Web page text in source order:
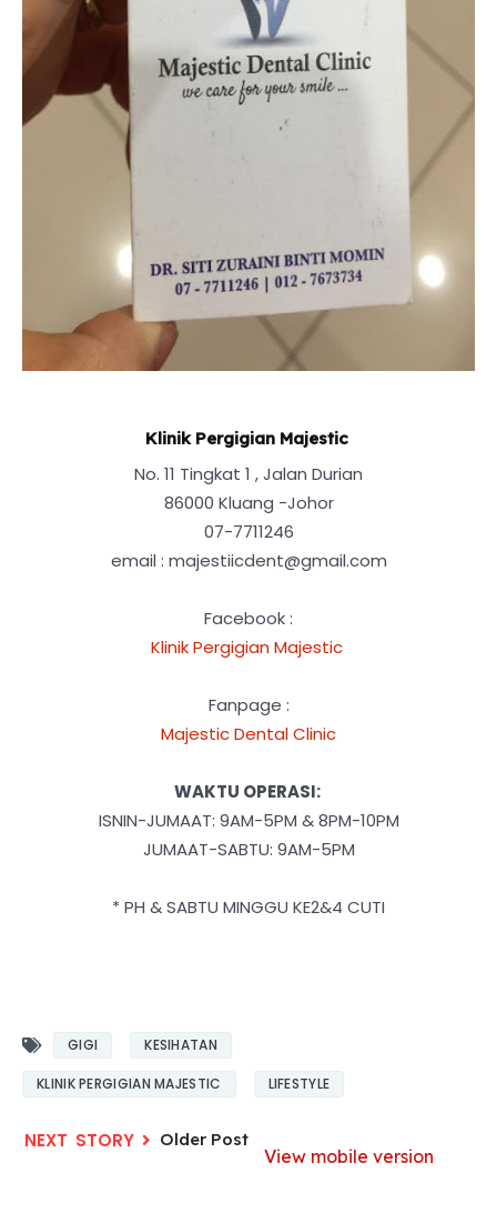
Klinik Pergigian Majestic
No. 11 Tingkat 1 , Jalan Durian
86000 Kluang -Johor
07-7711246
email : majestiicdent@gmail.com
Facebook :
Klinik Pergigian Majestic
Fanpage :
Majestic Dental Clinic
WAKTU OPERASI:
ISNIN-JUMAAT: 9AM-5PM & 8PM-10PM
JUMAAT-SABTU: 9AM-5PM
* PH & SABTU MINGGU KE2&4 CUTI
GIGI KESIHATAN
KLINIK PERGIGIAN MAJESTIC LIFESTYLE
Older Post
View mobile version